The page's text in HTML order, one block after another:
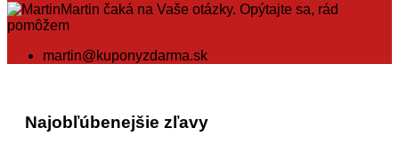
Martin čaká na Vaše otázky. Opýtajte sa, rád
pomôžem
martin@kuponyzdarma.sk
Najobľúbenejšie zľavy